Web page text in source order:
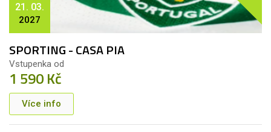
21. 03.
2027
SPORTING - CASA PIA
Vstupenka od
1 590 Kč
Více info